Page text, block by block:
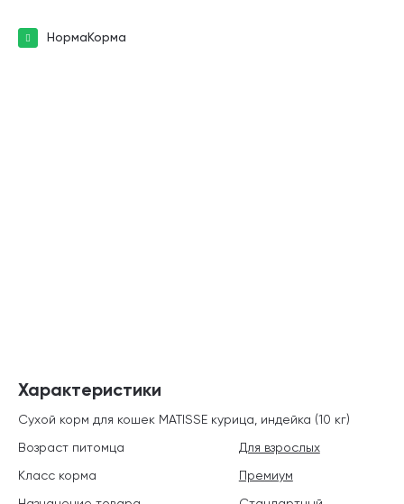
НормаКорма
Характеристики
Сухой корм для кошек MATISSE курица, индейка (10 кг)
Возраст питомца
Для взрослых
Класс корма
Премиум